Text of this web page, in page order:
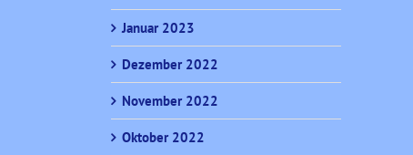
Januar 2023
Dezember 2022
November 2022
Oktober 2022